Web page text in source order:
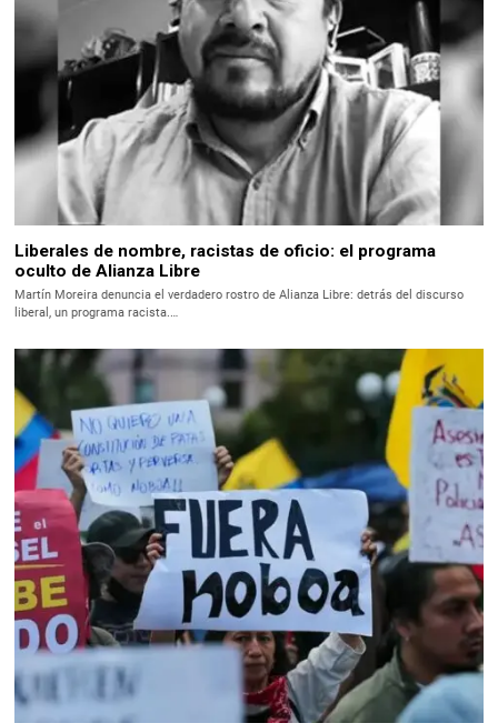
Liberales de nombre, racistas de oficio: el programa
oculto de Alianza Libre
Martín Moreira denuncia el verdadero rostro de Alianza Libre: detrás del discurso
liberal, un programa racista.…